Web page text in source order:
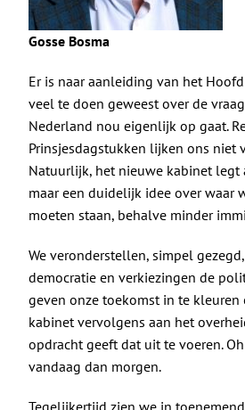
Gosse Bosma
Er is naar aanleiding van het
veel te doen geweest over de
Nederland nou eigenlijk op gaat.
Prinsjesdagstukken lijken ons niet
Natuurlijk, het nieuwe kabinet legt
maar een duidelijk idee over waar
moeten staan, behalve minder
We veronderstellen, simpel
democratie en verkiezingen de
geven onze toekomst in te kleuren
kabinet vervolgens aan het
opdracht geeft dat uit te voeren.
vandaag dan morgen.
Tegelijkertijd zien we in